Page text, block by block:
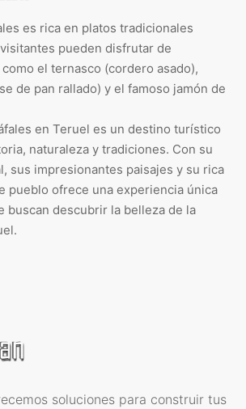
es rica en platos tradicionales
pueden disfrutar de
el ternasco (cordero asado),
de pan rallado) y el famoso jamón de
en Teruel es un destino turístico
naturaleza y tradiciones. Con su
sus impresionantes paisajes y su rica
pueblo ofrece una experiencia única
buscan descubrir la belleza de la
soluciones para construir tus